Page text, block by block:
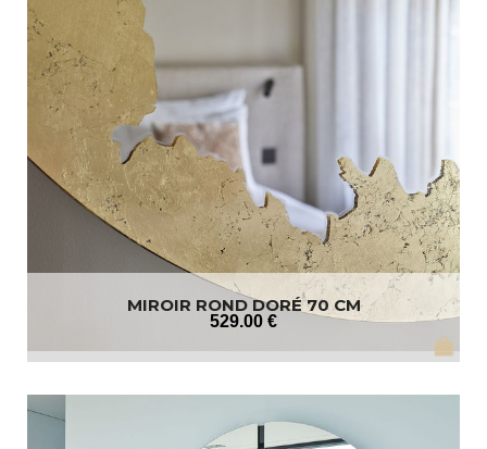
MIROIR ROND DORÉ 70 CM
529.00 €